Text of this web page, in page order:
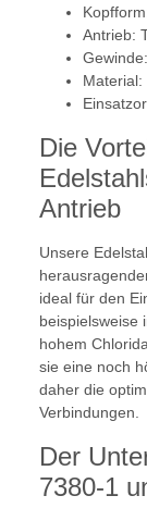
Antrieb:
Material:
Die
Antrieb
Unsere
ideal für den
beispielsweise
hohem
sie eine noch
daher die
Verbindungen.
Der
7380-1